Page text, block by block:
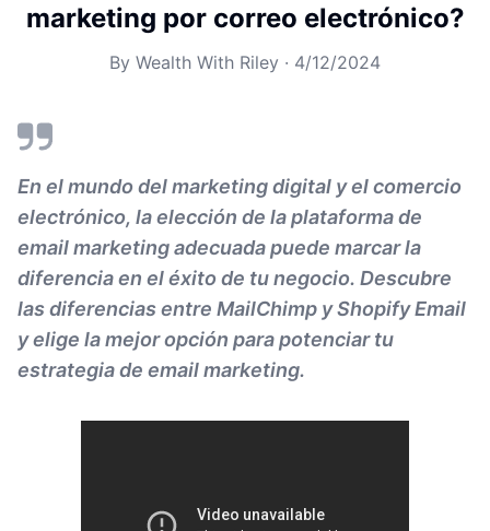
marketing por correo electrónico?
By Wealth With Riley · 4/12/2024
En el mundo del marketing digital y el comercio
electrónico, la elección de la plataforma de
email marketing adecuada puede marcar la
diferencia en el éxito de tu negocio. Descubre
las diferencias entre MailChimp y Shopify Email
y elige la mejor opción para potenciar tu
estrategia de email marketing.